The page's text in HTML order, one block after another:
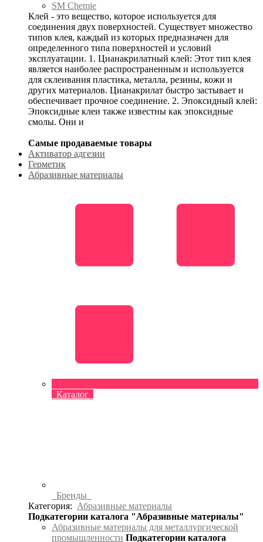
SM Chemie
Клей - это вещество, которое используется для
соединения двух поверхностей. Существует множество
типов клея, каждый из которых предназначен для
определенного типа поверхностей и условий
эксплуатации. 1. Цианакрилатный клей: Этот тип клея
является наиболее распространенным и используется
для склеивания пластика, металла, резины, кожи и
других материалов. Цианакрилат быстро застывает и
обеспечивает прочное соединение. 2. Эпоксидный клей:
Эпоксидные клеи также известны как эпоксидные
смолы. Они и
Самые продаваемые товары
Активатор адгезии
Герметик
Абразивные материалы
Каталог
Бренды
Категория: Абразивные материалы
Подкатегории каталога "Абразивные материалы"
Абразивные материалы для металлургической
промышленности Подкатегории каталога